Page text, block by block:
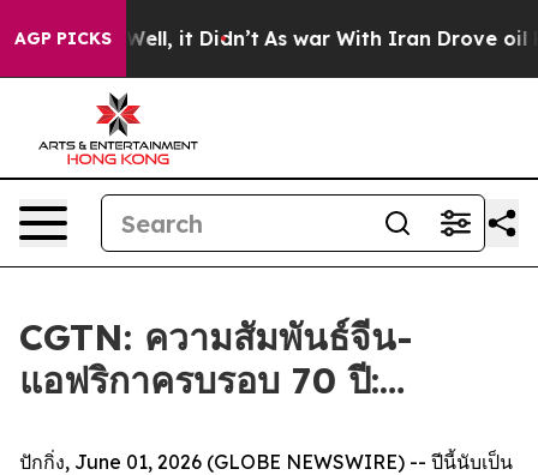
AGP PICKS
Well, it Didn’t As war With Iran Drove oil
CGTN: ความสัมพันธ์จีน-
แอฟริกาครบรอบ 70 ปี:…
ปักกิ่ง, June 01, 2026 (GLOBE NEWSWIRE) -- ปีนี้นับเป็น